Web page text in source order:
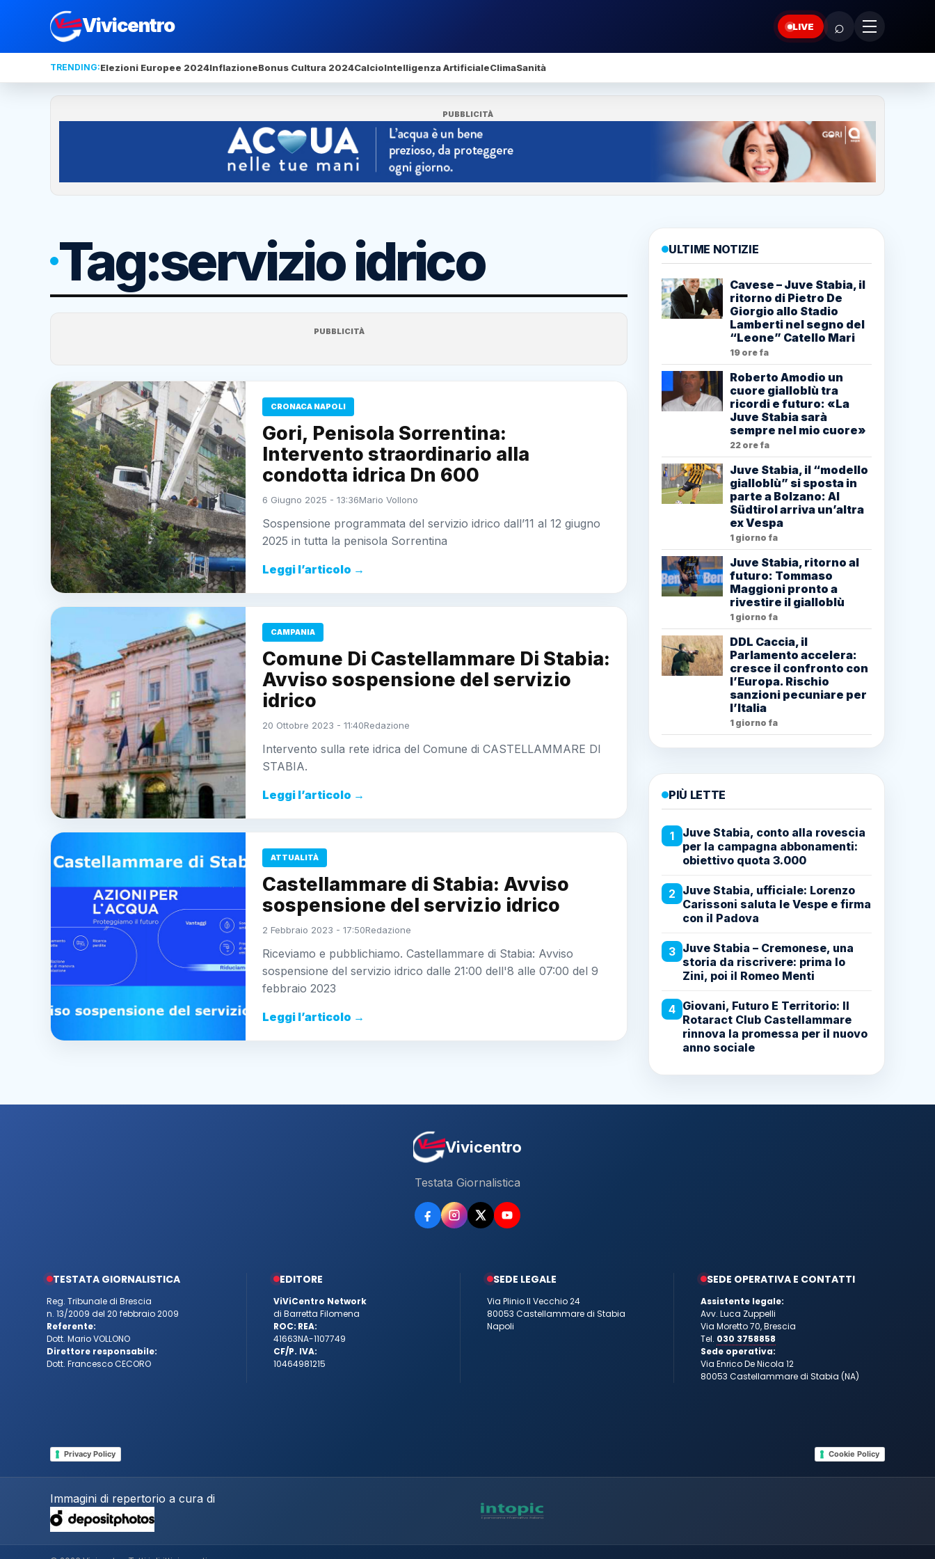
Vivicentro LIVE ⌕
TRENDING:Elezioni Europee 2024InflazioneBonus Cultura 2024CalcioIntelligenza ArtificialeClimaSanità
PUBBLICITÀ
Tag:servizio idrico
PUBBLICITÀ
CRONACA NAPOLI
Gori, Penisola Sorrentina:
Intervento straordinario alla
condotta idrica Dn 600
6 Giugno 2025 - 13:36Mario Vollono
Sospensione programmata del servizio idrico dall’11 al 12 giugno
2025 in tutta la penisola Sorrentina
Leggi l’articolo →
CAMPANIA
Comune Di Castellammare Di Stabia:
Avviso sospensione del servizio
idrico
20 Ottobre 2023 - 11:40Redazione
Intervento sulla rete idrica del Comune di CASTELLAMMARE DI
STABIA.
Leggi l’articolo →
ATTUALITÀ
Castellammare di Stabia: Avviso
sospensione del servizio idrico
2 Febbraio 2023 - 17:50Redazione
Riceviamo e pubblichiamo. Castellammare di Stabia: Avviso
sospensione del servizio idrico dalle 21:00 dell'8 alle 07:00 del 9
febbraio 2023
Leggi l’articolo →
ULTIME NOTIZIE
Cavese – Juve Stabia, il
ritorno di Pietro De
Giorgio allo Stadio
Lamberti nel segno del
“Leone” Catello Mari
19 ore fa
Roberto Amodio un
cuore gialloblù tra
ricordi e futuro: «La
Juve Stabia sarà
sempre nel mio cuore»
22 ore fa
Juve Stabia, il “modello
gialloblù” si sposta in
parte a Bolzano: Al
Südtirol arriva un’altra
ex Vespa
1 giorno fa
Juve Stabia, ritorno al
futuro: Tommaso
Maggioni pronto a
rivestire il gialloblù
1 giorno fa
DDL Caccia, il
Parlamento accelera:
cresce il confronto con
l’Europa. Rischio
sanzioni pecuniare per
l’Italia
1 giorno fa
PIÙ LETTE
1
Juve Stabia, conto alla rovescia
per la campagna abbonamenti:
obiettivo quota 3.000
2 Juve Stabia, ufficiale: Lorenzo
Carissoni saluta le Vespe e firma
con il Padova
3 Juve Stabia – Cremonese, una
storia da riscrivere: prima lo
Zini, poi il Romeo Menti
4 Giovani, Futuro E Territorio: Il
Rotaract Club Castellammare
rinnova la promessa per il nuovo
anno sociale
Vivicentro
Testata Giornalistica
TESTATA GIORNALISTICA
Reg. Tribunale di Brescia
n. 13/2009 del 20 febbraio 2009
Referente:
Dott. Mario VOLLONO
Direttore responsabile:
Dott. Francesco CECORO
EDITORE
ViViCentro Network
di Barretta Filomena
ROC:
41663
REA:
NA-1107749
CF/P. IVA:
10464981215
SEDE LEGALE
Via Plinio Il Vecchio 24
80053 Castellammare di Stabia
Napoli
SEDE OPERATIVA E CONTATTI
Assistente legale:
Avv. Luca Zuppelli
Via Moretto 70, Brescia
Tel. 030 3758858
Sede operativa:
Via Enrico De Nicola 12
80053 Castellammare di Stabia (NA)
Privacy Policy Cookie Policy
Immagini di repertorio a cura di